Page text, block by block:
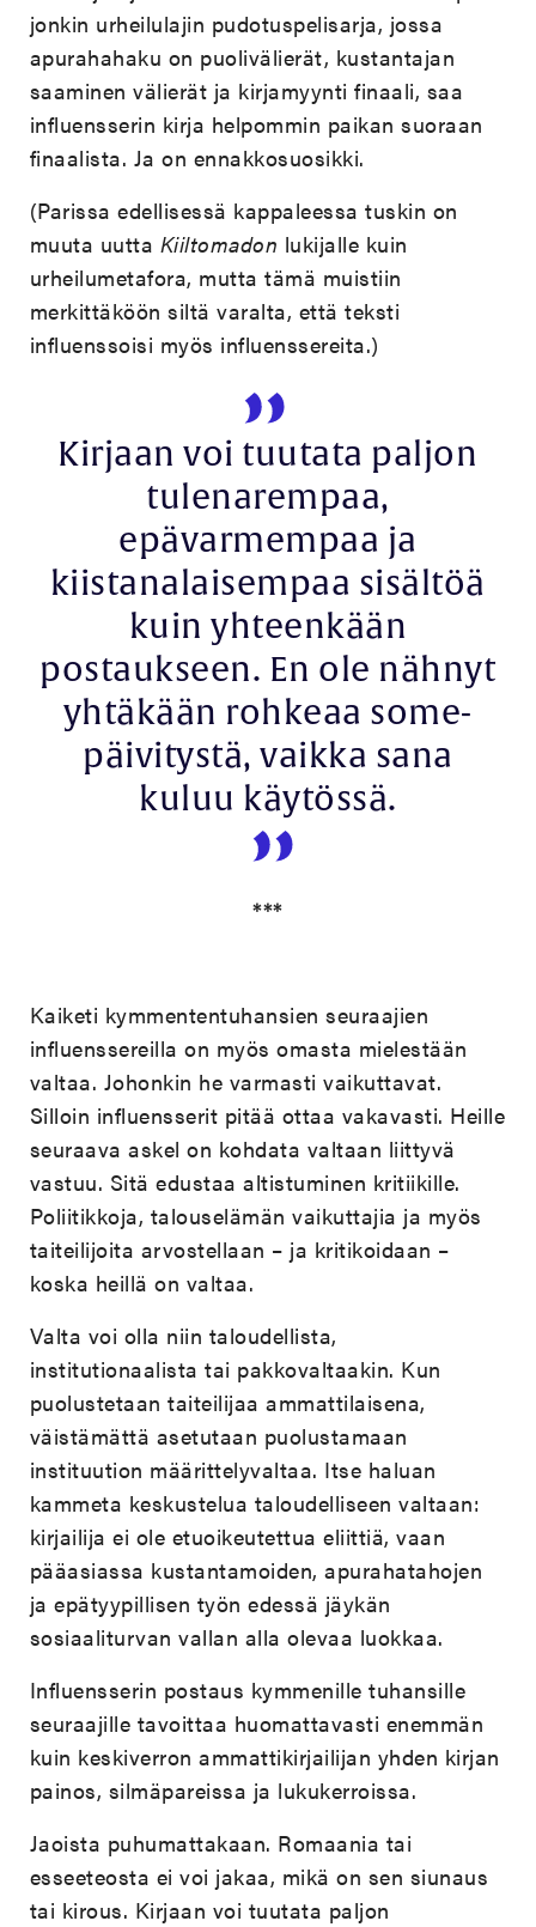
jonkin urheilulajin pudotuspelisarja, jossa
apurahahaku on puolivälierät, kustantajan
saaminen välierät ja kirjamyynti finaali, saa
influensserin kirja helpommin paikan suoraan
finaalista. Ja on ennakkosuosikki.
(Parissa edellisessä kappaleessa tuskin on
muuta uutta Kiiltomadon lukijalle kuin
urheilumetafora, mutta tämä muistiin
merkittäköön siltä varalta, että teksti
influenssoisi myös influenssereita.)
Kirjaan voi tuutata paljon
tulenarempaa,
epävarmempaa ja
kiistanalaisempaa sisältöä
kuin yhteenkään
postaukseen. En ole nähnyt
yhtäkään rohkeaa some-
päivitystä, vaikka sana
kuluu käytössä.
***
Kaiketi kymmententuhansien seuraajien
influenssereilla on myös omasta mielestään
valtaa. Johonkin he varmasti vaikuttavat.
Silloin influensserit pitää ottaa vakavasti. Heille
seuraava askel on kohdata valtaan liittyvä
vastuu. Sitä edustaa altistuminen kritiikille.
Poliitikkoja, talouselämän vaikuttajia ja myös
taiteilijoita arvostellaan – ja kritikoidaan –
koska heillä on valtaa.
Valta voi olla niin taloudellista,
institutionaalista tai pakkovaltaakin. Kun
puolustetaan taiteilijaa ammattilaisena,
väistämättä asetutaan puolustamaan
instituution määrittelyvaltaa. Itse haluan
kammeta keskustelua taloudelliseen valtaan:
kirjailija ei ole etuoikeutettua eliittiä, vaan
pääasiassa kustantamoiden, apurahatahojen
ja epätyypillisen työn edessä jäykän
sosiaaliturvan vallan alla olevaa luokkaa.
Influensserin postaus kymmenille tuhansille
seuraajille tavoittaa huomattavasti enemmän
kuin keskiverron ammattikirjailijan yhden kirjan
painos, silmäpareissa ja lukukerroissa.
Jaoista puhumattakaan. Romaania tai
esseeteosta ei voi jakaa, mikä on sen siunaus
tai kirous. Kirjaan voi tuutata paljon